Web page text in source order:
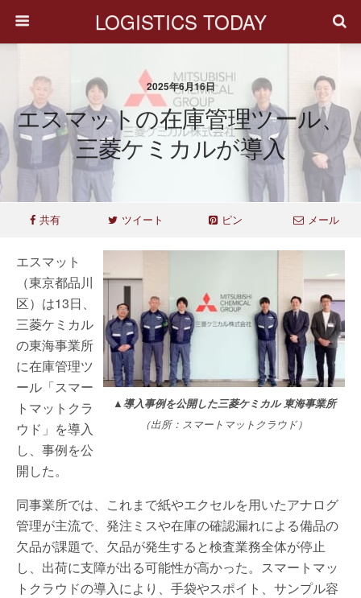
LOGISTICS TODAY
2025年6月16日
エスマットの在庫管理ツール、
三菱ケミカルが導入
共有 ツイート ピン メール
▲導入事例を公開した三菱ケミカル 東海事業所
（出所：スマートマットクラウド）
エスマット
（東京都品川
区）は13日、
三菱ケミカル
の東海事業所
に在庫管理ツ
ール「スマー
トマットクラ
ウド」を導入
し、事例を公
開した。
同事業所では、これまで紙やエクセルを用いたアナログ
管理が主流で、発注ミスや在庫の確認漏れによる備品の
欠品が課題で、欠品が発生すると検査業務全体が停止
し、出荷に支障が出る可能性が高かった。スマートマッ
トクラウドの導入により、手袋やスポイト、サンプル容